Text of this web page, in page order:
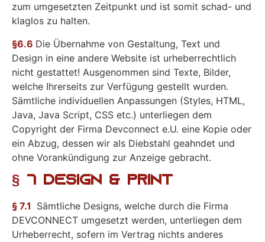
zum umgesetzten Zeitpunkt und ist somit schad- und
klaglos zu halten.
§6.6 Die Übernahme von Gestaltung, Text und
Design in eine andere Website ist urheberrechtlich
nicht gestattet! Ausgenommen sind Texte, Bilder,
welche Ihrerseits zur Verfügung gestellt wurden.
Sämtliche individuellen Anpassungen (Styles, HTML,
Java, Java Script, CSS etc.) unterliegen dem
Copyright der Firma Devconnect e.U. eine Kopie oder
ein Abzug, dessen wir als Diebstahl geahndet und
ohne Vorankündigung zur Anzeige gebracht.
§ 7 Design & Print
§ 7.1 Sämtliche Designs, welche durch die Firma
DEVCONNECT umgesetzt werden, unterliegen dem
Urheberrecht, sofern im Vertrag nichts anderes